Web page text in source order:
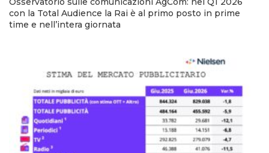
con la Total Audience la Rai è al primo posto in prime
time e nell’intera giornata